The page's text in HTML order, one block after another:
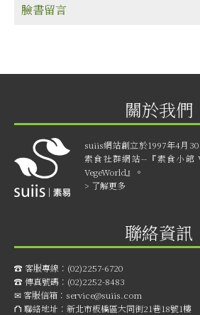
臉書留言
關於我們
suiis網站創立於1997年4月
素食社群網站--『素食小館
VegeWorld』。
> 了解更多
聯絡資訊
☎︎ 客服專線： (02)2257-6720
☎︎ 傳真號碼： (02)2252-8483
✉ 客服信箱： service@suiis.com
⛫ 聯絡地址： 新北市板橋區大同街21巷18號1樓